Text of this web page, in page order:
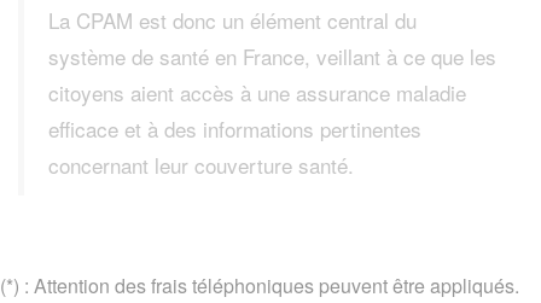
La CPAM est donc un élément central du
système de santé en France, veillant à ce que les
citoyens aient accès à une assurance maladie
efficace et à des informations pertinentes
concernant leur couverture santé.
(*) : Attention des frais téléphoniques peuvent être appliqués.